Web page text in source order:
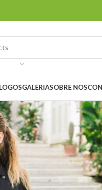
GALERIASOBRE NOS